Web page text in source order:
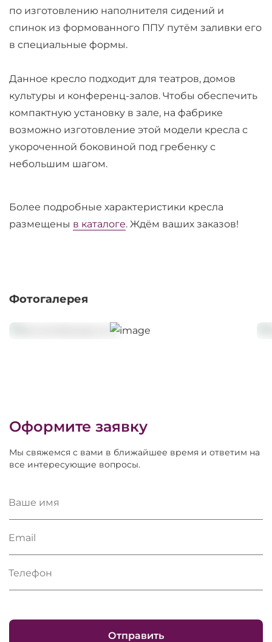
по изготовлению наполнителя сидений и
спинок из формованного ППУ путём заливки его
в специальные формы.
Данное кресло подходит для театров, домов
культуры и конференц-залов. Чтобы обеспечить
компактную установку в зале, на фабрике
возможно изготовление этой модели кресла с
укороченной боковиной под гребенку с
небольшим шагом.
Более подробные характеристики кресла
размещены в каталоге. Ждём ваших заказов!
Фотогалерея
Оформите заявку
Мы свяжемся с вами в ближайшее время и ответим на
все интересующие вопросы.
Ваше имя
Email
Телефон
Отправить